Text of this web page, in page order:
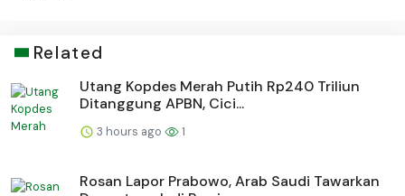
Related
Utang Kopdes Merah Putih Rp240 Triliun
Ditanggung APBN, Cici...
3 hours ago 1
Rosan Lapor Prabowo, Arab Saudi Tawarkan